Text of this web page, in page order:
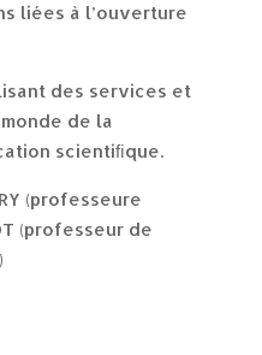
liées à l’ouverture
des services et
de la
scientiﬁque.
(professeure
(professeur de